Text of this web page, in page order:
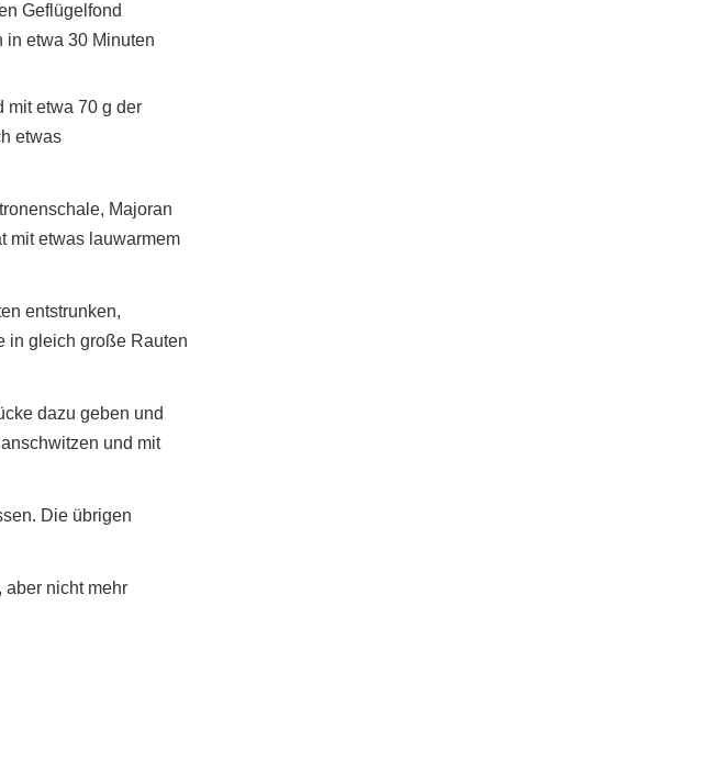
Geflügelfond
in etwa 30 Minuten
mit etwa 70 g der
etwas
Majoran
mit etwas lauwarmem
entstrunken,
in gleich große Rauten
dazu geben und
und mit
Die übrigen
aber nicht mehr